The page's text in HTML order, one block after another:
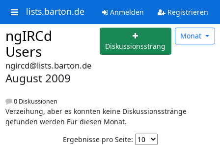
lists.barton.de Anmelden Registrieren
ngIRCd
Users
Diskussionsstrang
Monat
ngircd@lists.barton.de
August 2009
0 Diskussionen
Verzeihung, aber es konnten keine Diskussionsstränge
gefunden werden Für diesen Monat.
Ergebnisse pro Seite: